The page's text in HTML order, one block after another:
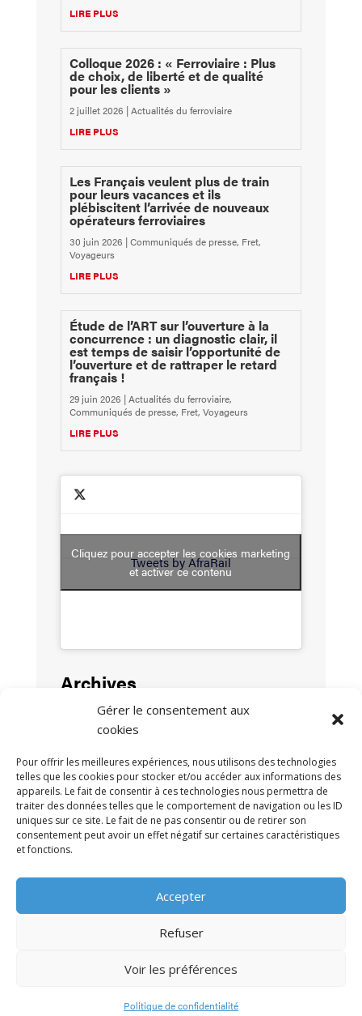
Gérer le consentement aux
cookies
Pour offrir les meilleures expériences, nous utilisons des technologies
telles que les cookies pour stocker et/ou accéder aux informations des
appareils. Le fait de consentir à ces technologies nous permettra de
traiter des données telles que le comportement de navigation ou les ID
uniques sur ce site. Le fait de ne pas consentir ou de retirer son
consentement peut avoir un effet négatif sur certaines caractéristiques
et fonctions.
Accepter
Refuser
Voir les préférences
Politique de confidentialité
LIRE PLUS
Colloque 2026 : « Ferroviaire : Plus
de choix, de liberté et de qualité
pour les clients »
2 juillet 2026 |Actualités du ferroviaire
LIRE PLUS
Les Français veulent plus de train
pour leurs vacances et ils
plébiscitent l’arrivée de nouveaux
opérateurs ferroviaires
30 juin 2026 |Communiqués de presse, Fret,
Voyageurs
LIRE PLUS
Étude de l’ART sur l’ouverture à la
concurrence : un diagnostic clair, il
est temps de saisir l’opportunité de
l’ouverture et de rattraper le retard
français !
29 juin 2026 |Actualités du ferroviaire,
Communiqués de presse, Fret, Voyageurs
LIRE PLUS
Tweets by AfraRail
Cliquez pour accepter les cookies marketing
et activer ce contenu
Archives
MENTIONS LÉGALES•POLITIQUE DE
CONFIDENTIALITÉ•